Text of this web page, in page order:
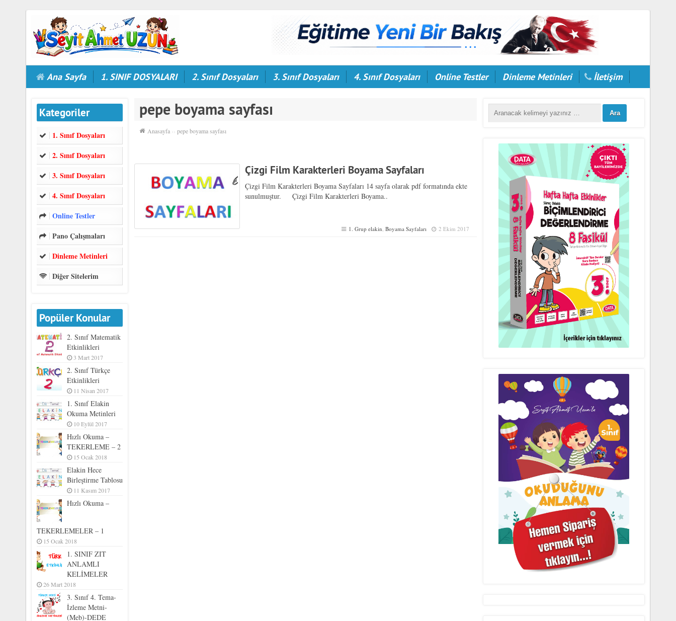
Ana Sayfa 1. SINIF DOSYALARI 2. Sınıf Dosyaları 3. Sınıf Dosyaları 4. Sınıf Dosyaları Online Testler Dinleme Metinleri İletişim
Kategoriler
1. Sınıf Dosyaları
2. Sınıf Dosyaları
3. Sınıf Dosyaları
4. Sınıf Dosyaları
Online Testler
Pano Çalışmaları
Dinleme Metinleri
Diğer Sitelerim
Popüler Konular
2. Sınıf Matematik
Etkinlikleri
3 Mart 2017
2. Sınıf Türkçe
Etkinlikleri
11 Nisan 2017
1. Sınıf Elakin
Okuma Metinleri
10 Eylül 2017
Hızlı Okuma –
TEKERLEME – 2
15 Ocak 2018
Elakin Hece
Birleştirme Tablosu
11 Kasım 2017
Hızlı Okuma –
TEKERLEMELER – 1
15 Ocak 2018
1. SINIF ZIT
ANLAMLI
KELİMELER
26 Mart 2018
3. Sınıf 4. Tema-
İzleme Metni-
(Meb)-DEDE
pepe boyama sayfası
Anasayfa ››pepe boyama sayfası
Çizgi Film Karakterleri Boyama Sayfaları
Çizgi Film Karakterleri Boyama Sayfaları 14 sayfa olarak pdf formatında ekte
sunulmuştur. Çizgi Film Karakterleri Boyama..
1. Grup elakin ,Boyama Sayfaları 2 Ekim 2017